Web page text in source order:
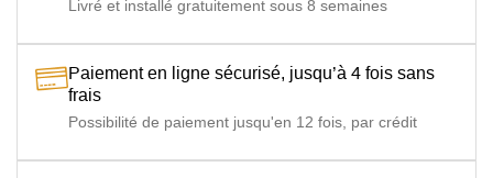
Livré et installé gratuitement sous 8 semaines
Paiement en ligne sécurisé, jusqu’à 4 fois sans
frais
Possibilité de paiement jusqu'en 12 fois, par crédit